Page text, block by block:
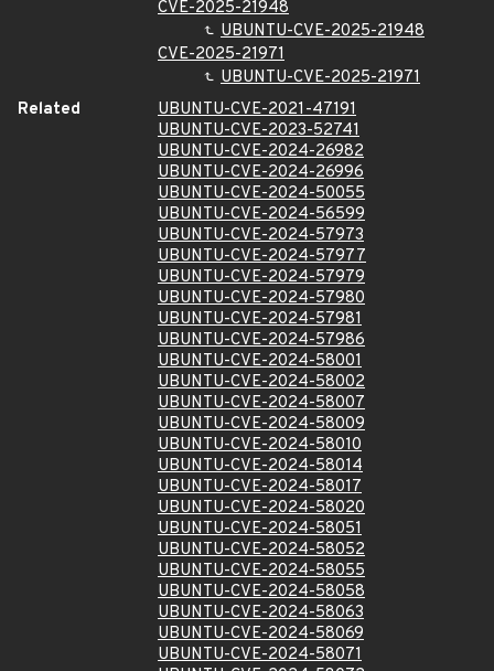
CVE-2025-21948
UBUNTU-CVE-2025-21948
CVE-2025-21971
UBUNTU-CVE-2025-21971
Related
UBUNTU-CVE-2021-47191
UBUNTU-CVE-2023-52741
UBUNTU-CVE-2024-26982
UBUNTU-CVE-2024-26996
UBUNTU-CVE-2024-50055
UBUNTU-CVE-2024-56599
UBUNTU-CVE-2024-57973
UBUNTU-CVE-2024-57977
UBUNTU-CVE-2024-57979
UBUNTU-CVE-2024-57980
UBUNTU-CVE-2024-57981
UBUNTU-CVE-2024-57986
UBUNTU-CVE-2024-58001
UBUNTU-CVE-2024-58002
UBUNTU-CVE-2024-58007
UBUNTU-CVE-2024-58009
UBUNTU-CVE-2024-58010
UBUNTU-CVE-2024-58014
UBUNTU-CVE-2024-58017
UBUNTU-CVE-2024-58020
UBUNTU-CVE-2024-58051
UBUNTU-CVE-2024-58052
UBUNTU-CVE-2024-58055
UBUNTU-CVE-2024-58058
UBUNTU-CVE-2024-58063
UBUNTU-CVE-2024-58069
UBUNTU-CVE-2024-58071